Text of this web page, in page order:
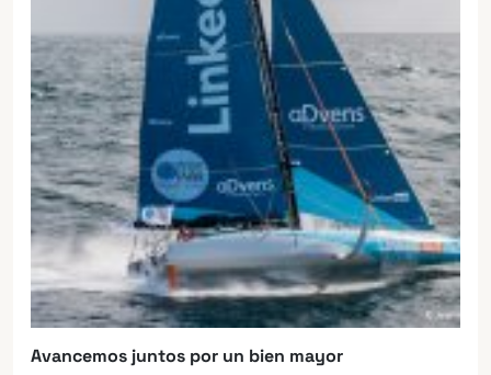
Avancemos juntos por un bien mayor